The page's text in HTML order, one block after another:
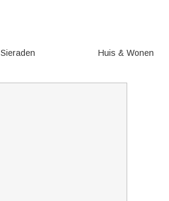
Sieraden Huis & Wonen